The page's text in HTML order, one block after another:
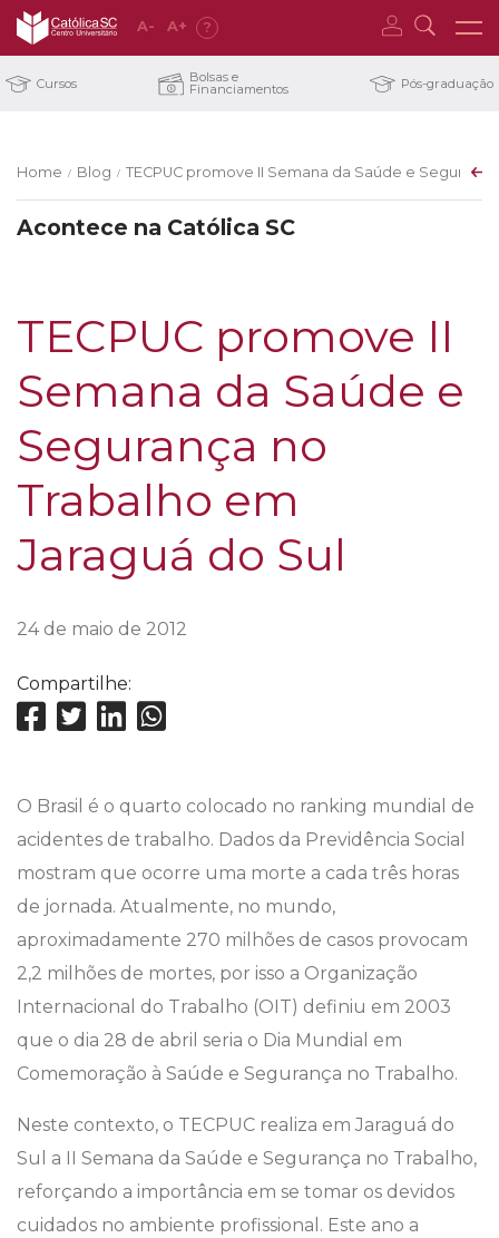
A- A+ ?
Cursos Bolsas e
Financiamentos Pós-graduação
Home / Blog / TECPUC promove II Semana da Saúde e
Acontece na Católica SC
TECPUC promove II
Semana da Saúde e
Segurança no
Trabalho em
Jaraguá do Sul
24 de maio de 2012
Compartilhe:
O Brasil é o quarto colocado no ranking mundial de
acidentes de trabalho. Dados da Previdência Social
mostram que ocorre uma morte a cada três horas
de jornada. Atualmente, no mundo,
aproximadamente 270 milhões de casos provocam
2,2 milhões de mortes, por isso a Organização
Internacional do Trabalho (OIT) definiu em 2003
que o dia 28 de abril seria o Dia Mundial em
Comemoração à Saúde e Segurança no Trabalho.
Neste contexto, o TECPUC realiza em Jaraguá do
Sul a II Semana da Saúde e Segurança no Trabalho,
reforçando a importância em se tomar os devidos
cuidados no ambiente profissional. Este ano a